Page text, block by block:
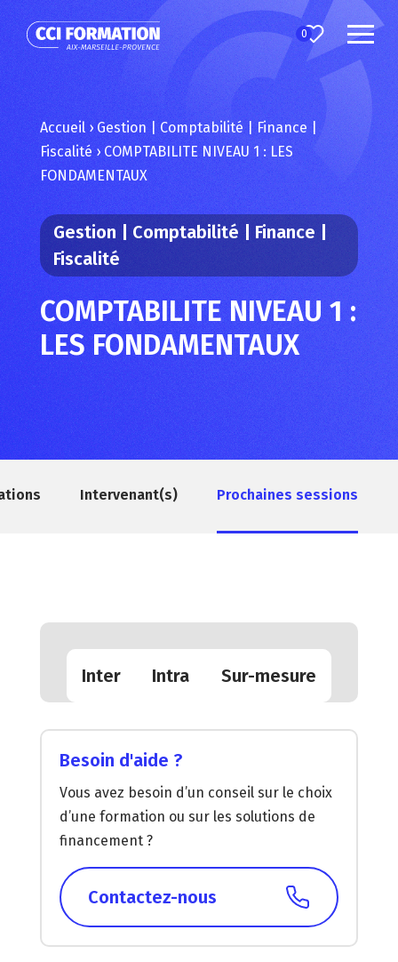
0
Accueil› Gestion | Comptabilité | Finance |
Fiscalité›COMPTABILITE NIVEAU 1 : LES
FONDAMENTAUX
Gestion | Comptabilité | Finance |
Fiscalité
COMPTABILITE NIVEAU 1 :
LES FONDAMENTAUX
Intervenant(s) Prochaines sessions
Inter Intra Sur-mesure
Besoin d'aide ?
Vous avez besoin d’un conseil sur le choix
d’une formation ou sur les solutions de
financement ?
Contactez-nous